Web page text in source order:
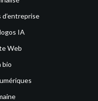
IA
Web
bio